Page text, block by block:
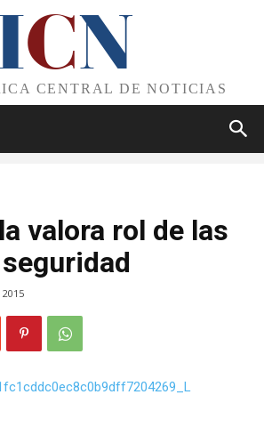
CN
CENTRAL DE NOTICIAS
valora rol de las